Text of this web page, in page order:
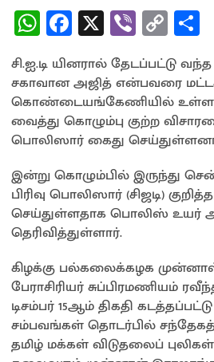
W
h
at
sA
p
p
Fa
ce
b
o
o
k
X Vi
b
er
C
o
py
Li
n
k
e
சி.ஐ.டி யினரால் தேடப்பட்டு
சகாவான அஜித் என்பவரை
கொண்டையங்கேணியில் உள்ள
வைத்து கொழும்பு குற்ற
பொலிஸார் கைது
இன்று கொழும்பில் இருந்து
பிரிவு பொலிஸார் (சிஜடி)
செய்துள்ளதாக பொலிஸ் உயர்
தெரிவித்துள்ளார்.
கிழக்கு பல்கலைக்கழக
பேராசிரியர் சுப்பிரமணியம்
டிசம்பர் 15ஆம் திகதி
சம்பவங்கள் தொடர்பில்
தமிழ் மக்கள் விடுதலைப்